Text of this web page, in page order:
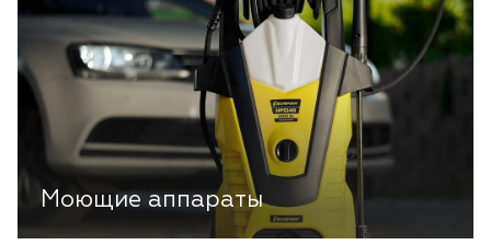
Моющие аппараты